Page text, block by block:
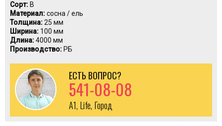
Сорт: В
Материал:сосна / ель
Толщина:25 мм
Ширина: 100 мм
Длина:4000 мм
Производство: РБ
ЕСТЬ ВОПРОС?
541-08-08
A1, Life, Город